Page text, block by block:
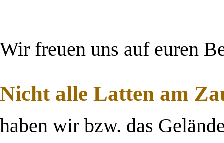
Wir freuen uns auf euren
Nicht alle Latten am
haben wir bzw. das